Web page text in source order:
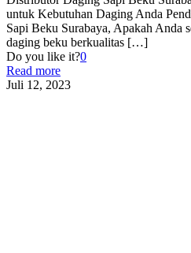
untuk Kebutuhan Daging Anda
Sapi Beku Surabaya, Apakah Anda
daging beku berkualitas […]
Do you like it?0
Read more
Juli 12, 2023